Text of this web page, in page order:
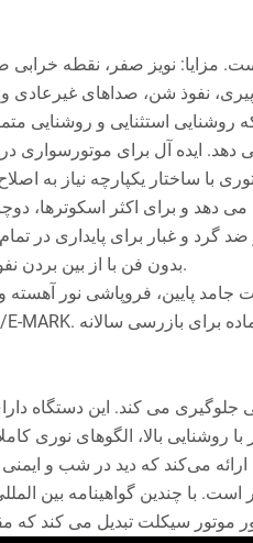
بدون فن با از بین بردن نفوذ آب از طریق دهانه فن، عملکرد ضد آب را افزایش می دهد.
ارائه می‌کند که دید در شب و
با چندین گواهینامه بین